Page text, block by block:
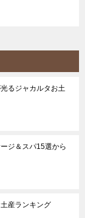
るジャカルタお土
ジ＆スパ15選から
産ランキング